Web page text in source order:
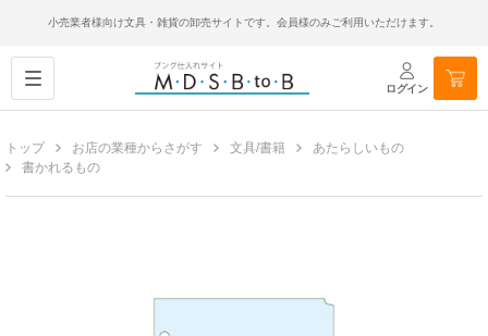
小売業者様向け文具・雑貨の卸売サイトです。会員様のみご利用いただけます。
ログイン
トップ お店の業種からさがす 文具/書籍
あたらしいもの
書かれるもの